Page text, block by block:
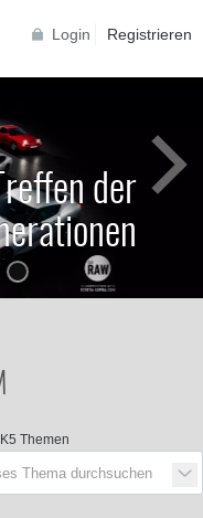
Login Registrieren
der
Themen